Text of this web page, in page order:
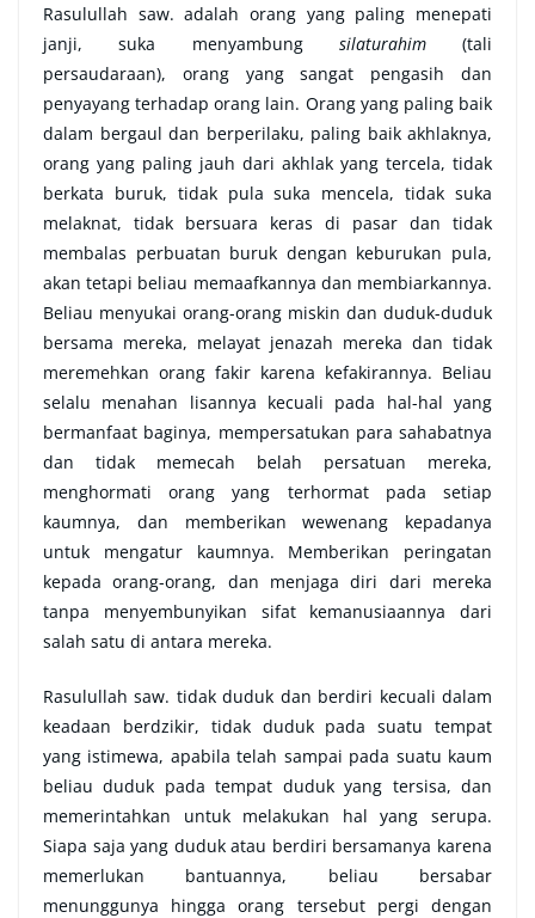
Rasulullah saw. adalah orang yang paling menepati
janji, suka menyambung silaturahim(tali
persaudaraan), orang yang sangat pengasih dan
penyayang terhadap orang lain. Orang yang paling baik
dalam bergaul dan berperilaku, paling baik akhlaknya,
orang yang paling jauh dari akhlak yang tercela, tidak
berkata buruk, tidak pula suka mencela, tidak suka
melaknat, tidak bersuara keras di pasar dan tidak
membalas perbuatan buruk dengan keburukan pula,
akan tetapi beliau memaafkannya dan membiarkannya.
Beliau menyukai orang-orang miskin dan duduk-duduk
bersama mereka, melayat jenazah mereka dan tidak
meremehkan orang fakir karena kefakirannya. Beliau
selalu menahan lisannya kecuali pada hal-hal yang
bermanfaat baginya, mempersatukan para sahabatnya
dan tidak memecah belah persatuan mereka,
menghormati orang yang terhormat pada setiap
kaumnya, dan memberikan wewenang kepadanya
untuk mengatur kaumnya. Memberikan peringatan
kepada orang-orang, dan menjaga diri dari mereka
tanpa menyembunyikan sifat kemanusiaannya dari
salah satu di antara mereka.
Rasulullah saw. tidak duduk dan berdiri kecuali dalam
keadaan berdzikir, tidak duduk pada suatu tempat
yang istimewa, apabila telah sampai pada suatu kaum
beliau duduk pada tempat duduk yang tersisa, dan
memerintahkan untuk melakukan hal yang serupa.
Siapa saja yang duduk atau berdiri bersamanya karena
memerlukan bantuannya, beliau bersabar
menunggunya hingga orang tersebut pergi dengan